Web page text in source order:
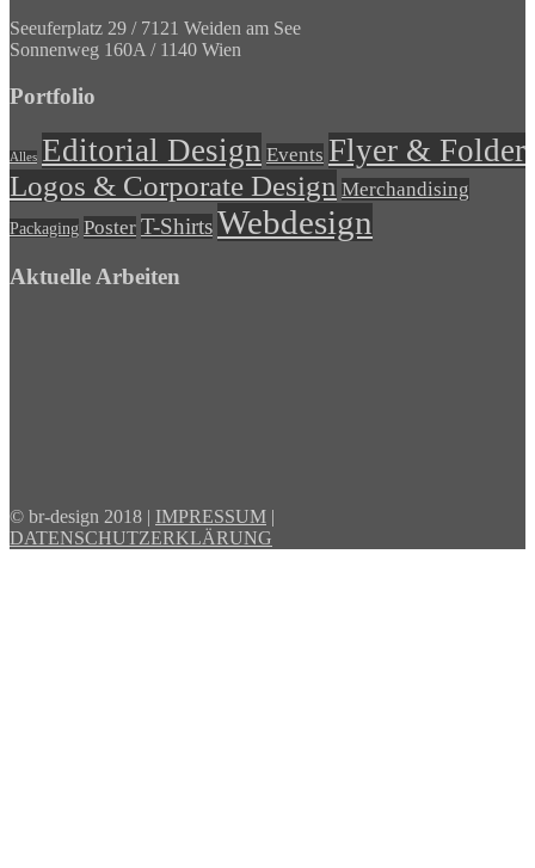
Seeuferplatz 29 / 7121 Weiden am See
Sonnenweg 160A / 1140 Wien
Portfolio
Alles Editorial Design Events Flyer & Folder
Logos & Corporate Design Merchandising
Packaging Poster T-ShirtsWebdesign
Aktuelle Arbeiten
© br-design 2018 | IMPRESSUM |
DATENSCHUTZERKLÄRUNG